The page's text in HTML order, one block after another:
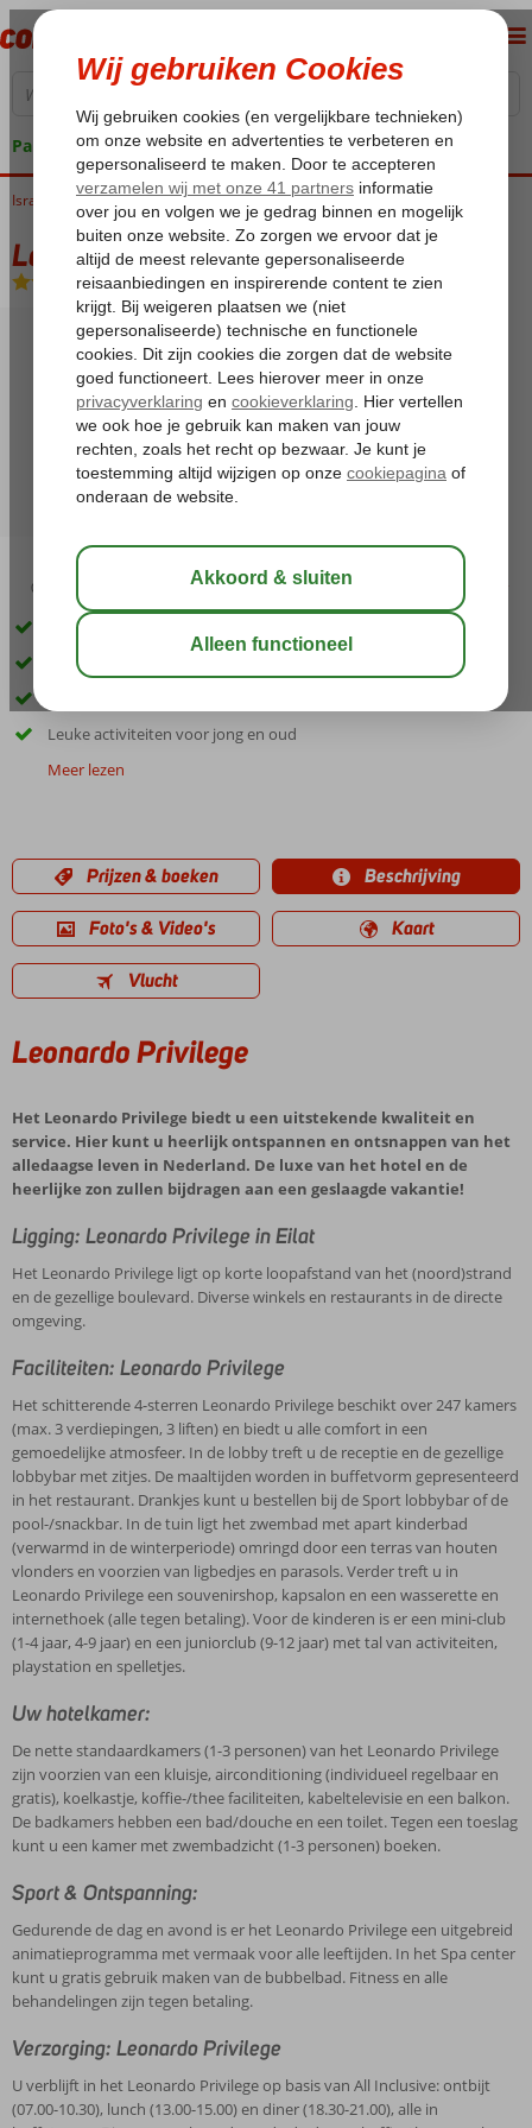
Pakketgarantie
Home
Israël Rode Zee Eilat Leonardo Privilege
Leonardo Privilege
All Inclusive- Hotel
04:40 aug 37°C
Op loopafstand van het strand en de gezellige boulevard
Een Spa center
Leuke activiteiten voor jong en oud
Meer lezen
Prijzen & boeken Beschrijving
Foto's & Video's Kaart
Vlucht
Leonardo Privilege
Het Leonardo Privilege biedt u een uitstekende kwaliteit en
service. Hier kunt u heerlijk ontspannen en ontsnappen van het
alledaagse leven in Nederland. De luxe van het hotel en de
heerlijke zon zullen bijdragen aan een geslaagde vakantie!
Ligging: Leonardo Privilege in Eilat
Het Leonardo Privilege ligt op korte loopafstand van het (noord)strand
en de gezellige boulevard. Diverse winkels en restaurants in de directe
omgeving.
Faciliteiten: Leonardo Privilege
Het schitterende 4-sterren Leonardo Privilege beschikt over 247 kamers
(max. 3 verdiepingen, 3 liften) en biedt u alle comfort in een
gemoedelijke atmosfeer. In de lobby treft u de receptie en de gezellige
lobbybar met zitjes. De maaltijden worden in buffetvorm gepresenteerd
in het restaurant. Drankjes kunt u bestellen bij de Sport lobbybar of de
pool-/snackbar. In de tuin ligt het zwembad met apart kinderbad
(verwarmd in de winterperiode) omringd door een terras van houten
vlonders en voorzien van ligbedjes en parasols. Verder treft u in
Leonardo Privilege een souvenirshop, kapsalon en een wasserette en
internethoek (alle tegen betaling). Voor de kinderen is er een mini-club
(1-4 jaar, 4-9 jaar) en een juniorclub (9-12 jaar) met tal van activiteiten,
playstation en spelletjes.
Uw hotelkamer:
De nette standaardkamers (1-3 personen) van het Leonardo Privilege
zijn voorzien van een kluisje, airconditioning (individueel regelbaar en
gratis), koelkastje, koffie-/thee faciliteiten, kabeltelevisie en een balkon.
De badkamers hebben een bad/douche en een toilet. Tegen een toeslag
kunt u een kamer met zwembadzicht (1-3 personen) boeken.
Sport & Ontspanning:
Gedurende de dag en avond is er het Leonardo Privilege een uitgebreid
animatieprogramma met vermaak voor alle leeftijden. In het Spa center
kunt u gratis gebruik maken van de bubbelbad. Fitness en alle
behandelingen zijn tegen betaling.
Verzorging: Leonardo Privilege
U verblijft in het Leonardo Privilege op basis van All Inclusive: ontbijt
(07.00-10.30), lunch (13.00-15.00) en diner (18.30-21.00), alle in